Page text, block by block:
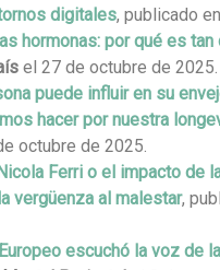
digitales, publicado en
hormonas: por qué es
el 27 de octubre de 2025.
puede influir en su
hacer por nuestra
octubre de 2025.
Ferri o el impacto de
vergüenza al malestar,
escuchó la voz de